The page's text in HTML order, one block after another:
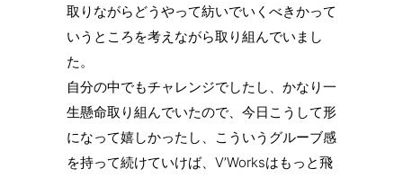
取りながらどうやって紡いでいくべきかって
いうところを考えながら取り組んでいまし
た。
自分の中でもチャレンジでしたし、かなり一
生懸命取り組んでいたので、今日こうして形
になって嬉しかったし、こういうグルーブ感
を持って続けていけば、V’Worksはもっと飛